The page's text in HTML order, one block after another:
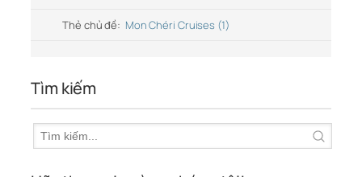
Thẻ chủ đề: Mon Chéri Cruises (1)
Tìm kiếm